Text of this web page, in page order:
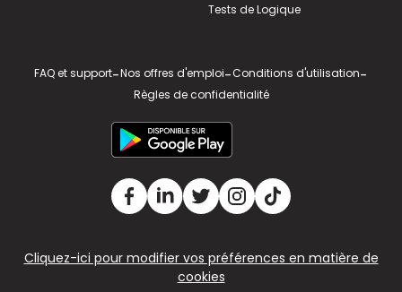
Tests de Logique
FAQ et support-Nos offres d'emploi-Conditions d'utilisation-
Règles de confidentialité
Cliquez-ici pour modifier vos préférences en matière de
cookies